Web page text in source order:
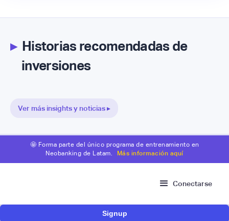
▸Historias recomendadas de
inversiones
Ver más insights y noticias ▸
🤩 Forma parte del único programa de entrenamiento en
Neobanking de Latam.
Más información aquí
Conectarse
Signup